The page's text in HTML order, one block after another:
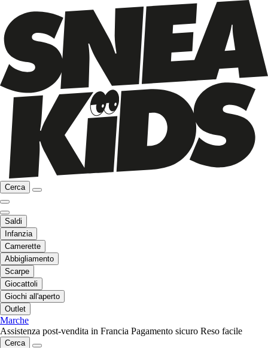
Cerca
Saldi
Infanzia
Camerette
Abbigliamento
Scarpe
Giocattoli
Giochi all'aperto
Outlet
Marche
Assistenza post-vendita in Francia Pagamento sicuro Reso facile
Cerca